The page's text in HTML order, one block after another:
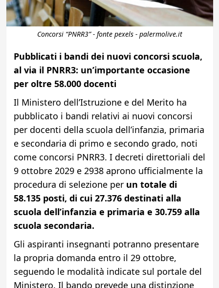
Concorsi “PNRR3” - fonte pexels - palermolive.it
Pubblicati i bandi dei nuovi concorsi scuola,
al via il PNRR3: un’importante occasione
per oltre 58.000 docenti
Il Ministero dell’Istruzione e del Merito ha
pubblicato i bandi relativi ai nuovi concorsi
per docenti della scuola dell’infanzia, primaria
e secondaria di primo e secondo grado, noti
come concorsi PNRR3. I decreti direttoriali del
9 ottobre 2029 e 2938 aprono ufficialmente la
procedura di selezione per un totale di
58.135 posti, di cui 27.376 destinati alla
scuola dell’infanzia e primaria e 30.759 alla
scuola secondaria.
Gli aspiranti insegnanti potranno presentare
la propria domanda entro il 29 ottobre,
seguendo le modalità indicate sul portale del
Ministero. Il bando prevede una distinzione